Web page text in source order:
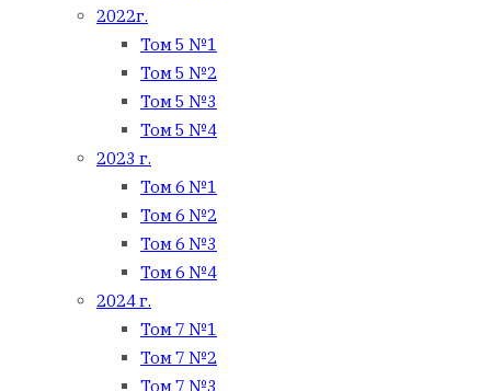
2022г.
Том 5 №1
Том 5 №2
Том 5 №3
Том 5 №4
2023 г.
Том 6 №1
Том 6 №2
Том 6 №3
Том 6 №4
2024 г.
Том 7 №1
Том 7 №2
Том 7 №3